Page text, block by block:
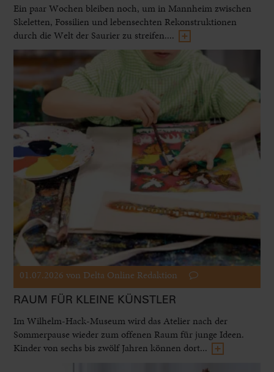
Ein paar Wochen bleiben noch, um in Mannheim zwischen
Skeletten, Fossilien und lebensechten Rekonstruktionen
durch die Welt der Saurier zu streifen....
01.07.2026 von Delta Online Redaktion
RAUM FÜR KLEINE KÜNSTLER
Im Wilhelm-Hack-Museum wird das Atelier nach der
Sommerpause wieder zum offenen Raum für junge Ideen.
Kinder von sechs bis zwölf Jahren können dort...